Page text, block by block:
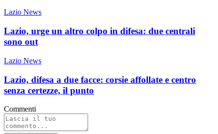
Lazio News
Lazio, urge un altro colpo in difesa: due centrali
sono out
Lazio News
Lazio, difesa a due facce: corsie affollate e centro
senza certezze, il punto
Commenti